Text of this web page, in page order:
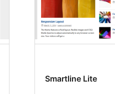
Smartline Lite